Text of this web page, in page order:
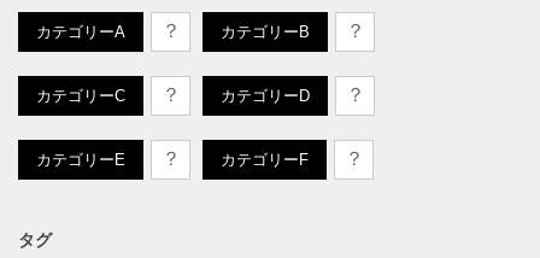
カテゴリーA ？ カテゴリーB ？
カテゴリーC ？ カテゴリーD ？
カテゴリーE ？ カテゴリーF ？
タグ